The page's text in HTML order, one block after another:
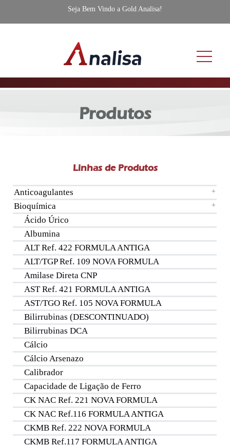
Seja Bem Vindo a Gold Analisa!
Produtos
Linhas de Produtos
Anticoagulantes +
Bioquímica +
Ácido Úrico
Albumina
ALT Ref. 422 FORMULA ANTIGA
ALT/TGP Ref. 109 NOVA FORMULA
Amilase Direta CNP
AST Ref. 421 FORMULA ANTIGA
AST/TGO Ref. 105 NOVA FORMULA
Bilirrubinas (DESCONTINUADO)
Bilirrubinas DCA
Cálcio
Cálcio Arsenazo
Calibrador
Capacidade de Ligação de Ferro
CK NAC Ref. 221 NOVA FORMULA
CK NAC Ref.116 FORMULA ANTIGA
CKMB Ref. 222 NOVA FORMULA
CKMB Ref.117 FORMULA ANTIGA